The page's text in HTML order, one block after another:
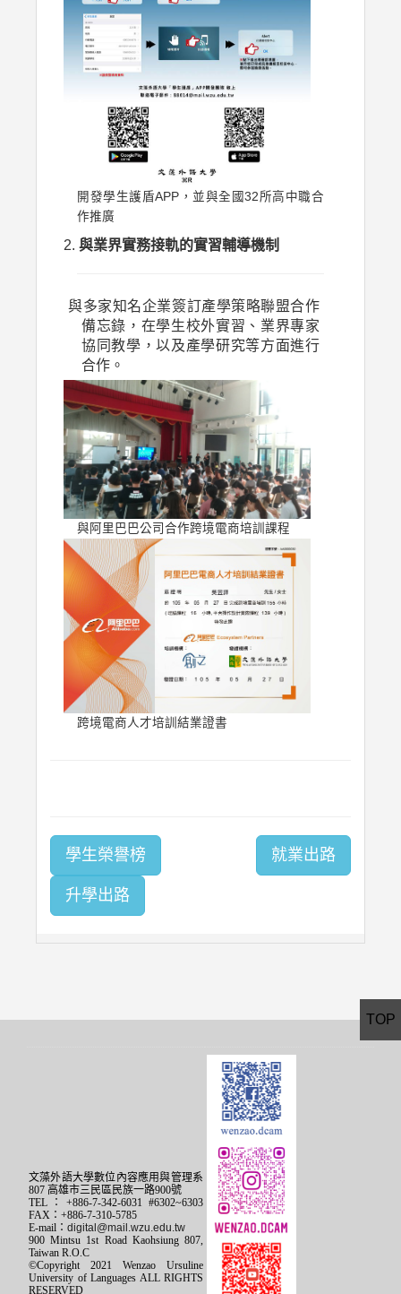
開發學生護盾APP，並與全國32所高中職合
作推廣
與業界實務接軌的實習輔導機制
與多家知名企業簽訂產學策略聯盟合作
備忘錄，在學生校外實習、業界專家
協同教學，以及產學研究等方面進行
合作。
與阿里巴巴公司合作跨境電商培訓課程
跨境電商人才培訓結業證書
學生榮譽榜 就業出路
升學出路
文藻外語大學數位內容應用與管理系
807 高雄市三民區民族一路900號
TEL：+886-7-342-6031 #6302~6303
FAX：+886-7-310-5785
E-mail： digital@mail.wzu.edu.tw
900 Mintsu 1st Road Kaohsiung 807,
Taiwan R.O.C
©Copyright 2021 Wenzao Ursuline
University of Languages ALL RIGHTS
RESERVED
TOP